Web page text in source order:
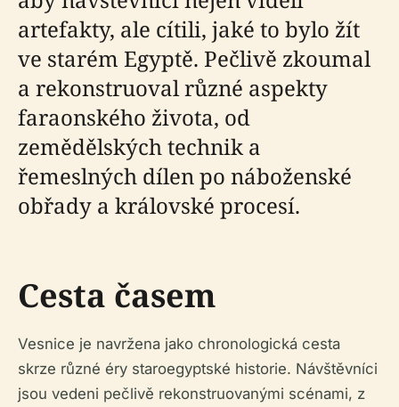
artefakty, ale cítili, jaké to bylo žít
ve starém Egyptě. Pečlivě zkoumal
a rekonstruoval různé aspekty
faraonského života, od
zemědělských technik a
řemeslných dílen po náboženské
obřady a královské procesí.
Cesta časem
Vesnice je navržena jako chronologická cesta
skrze různé éry staroegyptské historie. Návštěvníci
jsou vedeni pečlivě rekonstruovanými scénami, z